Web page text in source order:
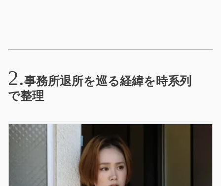
事務所退所を巡る経緯を時系列
で整理